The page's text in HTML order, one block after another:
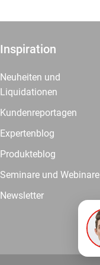
Inspiration
Neuheiten und
Liquidationen
Kundenreportagen
Expertenblog
Produkteblog
Seminare und Webinare
Newsletter